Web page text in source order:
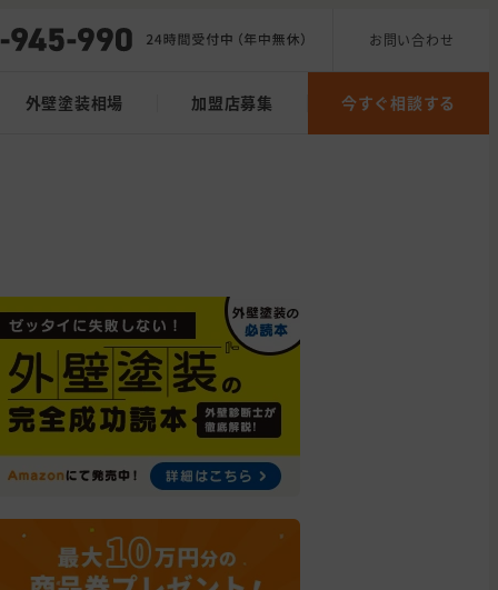
お問い合わせ
外壁塗装相場 加盟店募集 今すぐ相談する